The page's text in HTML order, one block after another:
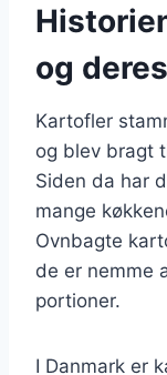
og
Kartofler
og blev bragt
Siden da har
mange
Ovnbagte
de er nemme
portioner.
I Danmark er